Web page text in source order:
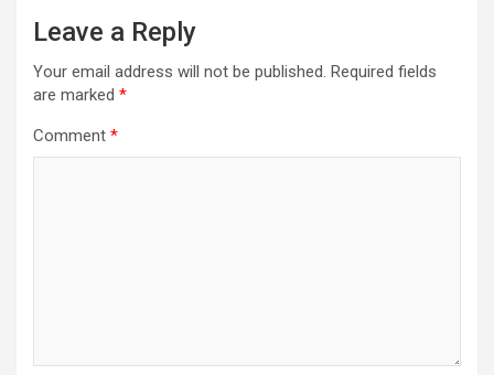
Leave a Reply
Your email address will not be published. Required fields
are marked *
Comment *